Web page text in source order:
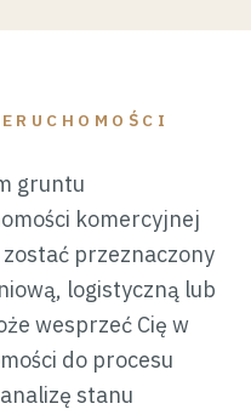
gruntu
komercyjnej
przeznaczony
logistyczną lub
wesprzeć Cię w
do procesu
stanu